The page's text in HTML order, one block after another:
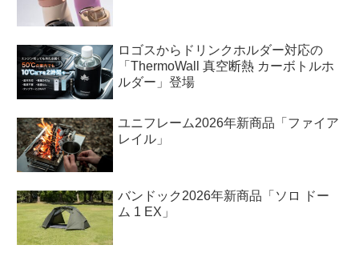
ロゴスからドリンクホルダー対応の
「ThermoWall 真空断熱 カーボトルホ
ルダー」登場
ユニフレーム2026年新商品「ファイア
レイル」
バンドック2026年新商品「ソロ ドー
ム 1 EX」